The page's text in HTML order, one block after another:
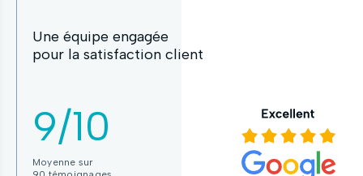
Une équipe engagée
pour la satisfaction client
9/10
Moyenne sur